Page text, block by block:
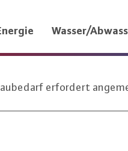
Wasser/
erfordert